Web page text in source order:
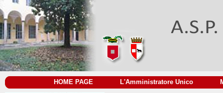
HOME PAGE L'Amministratore Unico